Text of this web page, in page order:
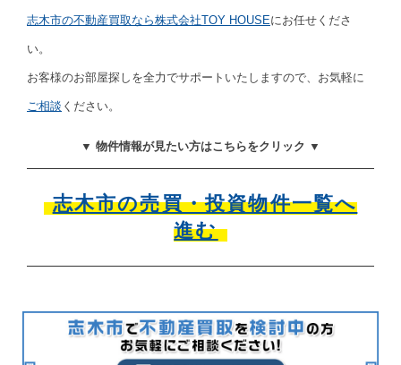
志木市の不動産買取なら株式会社TOY HOUSEにお任せくださ
い。
お客様のお部屋探しを全力でサポートいたしますので、お気軽に
ご相談 ください。
▼ 物件情報が見たい方はこちらをクリック ▼
志木市の売買・投資物件一覧へ
進む